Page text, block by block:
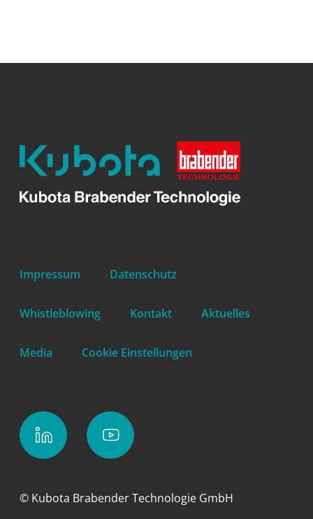
Kubota
Brabender
GmbH
Impressum Datenschutz
Whistleblowing Kontakt Aktuelles
Media Cookie Einstellungen
© Kubota Brabender Technologie GmbH